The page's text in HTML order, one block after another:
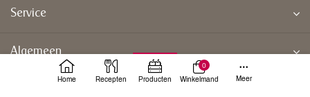
Service
Algemeen
Home Recepten Producten
0
Winkelmand
Meer